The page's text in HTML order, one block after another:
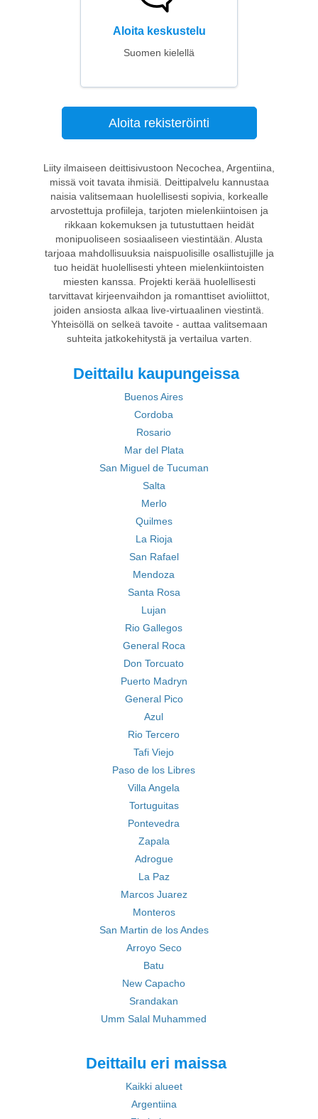
Aloita keskustelu
Suomen kielellä
Aloita rekisteröinti
Liity ilmaiseen deittisivustoon Necochea, Argentiina,
missä voit tavata ihmisiä. Deittipalvelu kannustaa
naisia valitsemaan huolellisesti sopivia, korkealle
arvostettuja profiileja, tarjoten mielenkiintoisen ja
rikkaan kokemuksen ja tutustuttaen heidät
monipuoliseen sosiaaliseen viestintään. Alusta
tarjoaa mahdollisuuksia naispuolisille osallistujille ja
tuo heidät huolellisesti yhteen mielenkiintoisten
miesten kanssa. Projekti kerää huolellisesti
tarvittavat kirjeenvaihdon ja romanttiset avioliittot,
joiden ansiosta alkaa live-virtuaalinen viestintä.
Yhteisöllä on selkeä tavoite - auttaa valitsemaan
suhteita jatkokehitystä ja vertailua varten.
Deittailu kaupungeissa
Buenos Aires
Cordoba
Rosario
Mar del Plata
San Miguel de Tucuman
Salta
Merlo
Quilmes
La Rioja
San Rafael
Mendoza
Santa Rosa
Lujan
Rio Gallegos
General Roca
Don Torcuato
Puerto Madryn
General Pico
Azul
Rio Tercero
Tafi Viejo
Paso de los Libres
Villa Angela
Tortuguitas
Pontevedra
Zapala
Adrogue
La Paz
Marcos Juarez
Monteros
San Martin de los Andes
Arroyo Seco
Batu
New Capacho
Srandakan
Umm Salal Muhammed
Deittailu eri maissa
Kaikki alueet
Argentiina